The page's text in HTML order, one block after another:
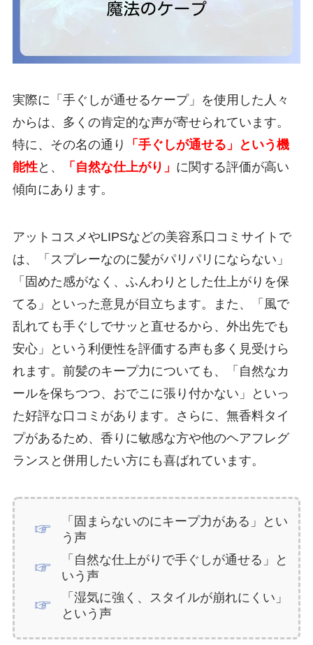
実際に「手ぐしが通せるケープ」を使用した人々
からは、多くの肯定的な声が寄せられています。
特に、その名の通り
「手ぐしが通せる」という機
能性と、 「自然な仕上がり」 に関する評価が高い
傾向にあります。
アットコスメやLIPSなどの美容系口コミサイトで
は、「スプレーなのに髪がパリパリにならない」
「固めた感がなく、ふんわりとした仕上がりを保
てる」といった意見が目立ちます。また、「風で
乱れても手ぐしでサッと直せるから、外出先でも
安心」という利便性を評価する声も多く見受けら
れます。前髪のキープ力についても、「自然なカ
ールを保ちつつ、おでこに張り付かない」といっ
た好評な口コミがあります。さらに、無香料タイ
プがあるため、香りに敏感な方や他のヘアフレグ
ランスと併用したい方にも喜ばれています。
「固まらないのにキープ力がある」とい
う声
「自然な仕上がりで手ぐしが通せる」と
いう声
「湿気に強く、スタイルが崩れにくい」
という声